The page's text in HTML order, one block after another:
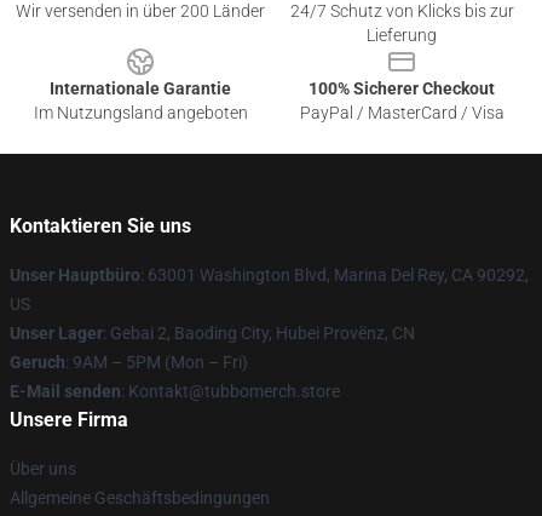
Wir versenden in über 200 Länder
24/7 Schutz von Klicks bis zur
Lieferung
Internationale Garantie
Im Nutzungsland angeboten
100% Sicherer Checkout
PayPal / MasterCard / Visa
Kontaktieren Sie uns
Unser Hauptbüro: 63001 Washington Blvd, Marina Del Rey, CA 90292,
US
Unser Lager: Gebai 2, Baoding City, Hubei Provënz, CN
Geruch: 9AM – 5PM (Mon – Fri)
E-Mail senden: Kontakt@tubbomerch.store
Unsere Firma
Über uns
Allgemeine Geschäftsbedingungen